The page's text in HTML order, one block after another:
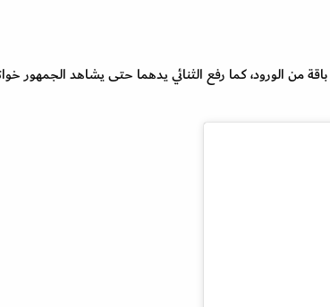
من الورود، كما رفع الثنائي يدهما حتى يشاهد الجمهور